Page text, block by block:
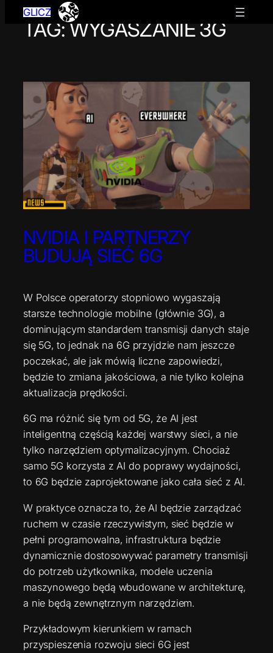
Przejdź
GLICZ
TAG:WYGASZANIE 3G
NVIDIA I PARTNERZY
BUDUJĄ SIEĆ 6G
W Polsce operatorzy stopniowo wygaszają
starsze technologie mobilne (głównie 3G), a
dominującym standardem transmisji danych staje
się 5G, to jednak na 6G przyjdzie nam jeszcze
poczekać, ale jak mówią liczne zapowiedzi,
będzie to zmiana jakościowa, a nie tylko kolejna
aktualizacja prędkości.
6G ma różnić się tym od 5G, że AI jest
inteligentną częścią każdej warstwy sieci, a nie
tylko narzędziem optymalizacyjnym. Chociaż
samo 5G korzysta z AI do poprawy wydajności,
to 6G będzie zaprojektowane jako cała sieć z AI.
W praktyce oznacza to, że AI będzie zarządzać
ruchem w czasie rzeczywistym, sieć będzie w
pełni programowalna, infrastruktura będzie
dynamicznie dostosowywać parametry transmisji
do potrzeb użytkownika, modele uczenia
maszynowego będą wbudowane w architekturę,
a nie będą zewnętrznym narzędziem.
Przykładowym kierunkiem w ramach
przyspieszenia rozwoju sieci 6G jest